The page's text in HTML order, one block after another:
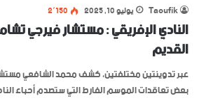
Taoufik يوليو 10, 2025 2٬150
النادي الإفريقي : مستشار فيرجي
القديم
عبر تدوينتين مختلفتين، كشف محمد الشافعي
بعض تعاقدات الموسم الفارط التي ستصدم أحباء